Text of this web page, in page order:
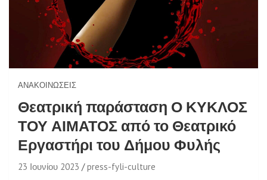
ΑΝΑΚΟΙΝΏΣΕΙΣ
Θεατρική παράσταση Ο ΚΥΚΛΟΣ
ΤΟΥ ΑΙΜΑΤΟΣ από το Θεατρικό
Εργαστήρι του Δήμου Φυλής
23 Ιουνίου 2023
press-fyli-culture